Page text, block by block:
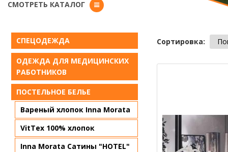
СМОТРЕТЬ КАТАЛОГ
СПЕЦОДЕЖДА
ОДЕЖДА ДЛЯ МЕДИЦИНСКИХ
РАБОТНИКОВ
ПОСТЕЛЬНОЕ БЕЛЬE
Вареный хлопок Inna Morata
VitTex 100% хлопок
Inna Morata Сатины "HOTEL"
Сортировка: